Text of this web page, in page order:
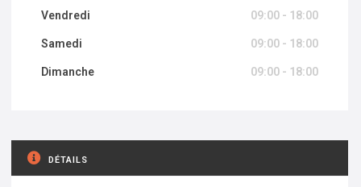
Vendredi 09:00 - 18:00
Samedi 09:00 - 18:00
Dimanche 09:00 - 18:00
DÉTAILS